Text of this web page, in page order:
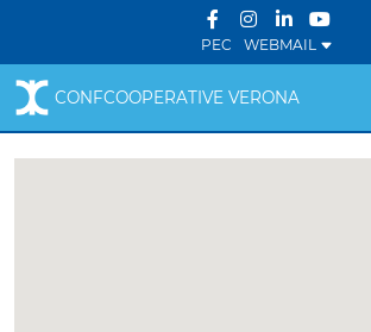
PEC WEBMAIL
CONFCOOPERATIVE VERONA